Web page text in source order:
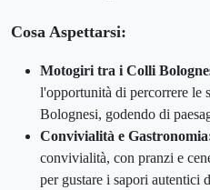
Cosa Aspettarsi:
Motogiri tra i Colli
l'opportunità di percorrere le
Bolognesi, godendo di
Convivialità e
convivialità, con pranzi e
per gustare i sapori autentici